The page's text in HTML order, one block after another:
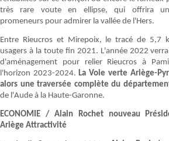
très rare voute en ellipse, qui offrira un
promeneurs pour admirer la vallée de l'Hers.
Entre Rieucros et Mirepoix, le tracé de 5,7
usagers à la toute fin 2021. L'année 2022
d'aménagement pour relier Rieucros à
l'horizon 2023-2024. La Voie verte Ariège-
alors une traversée complète du
de l'Aude à la Haute-Garonne.
ECONOMIE / Alain Rochet nouveau
Ariège Attractivité